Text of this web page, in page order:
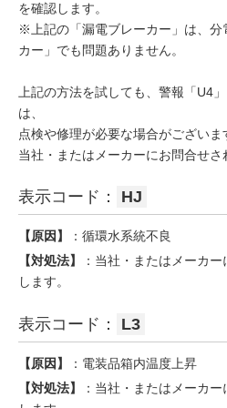
を確認します。
※上記の「漏電ブレーカー」は、分
カー」でも問題ありません。
上記の方法を試しても、警報「U4
は、
点検や修理が必要な場合がございま
当社・またはメーカーにお問合せさ
表示コード： HJ
【原因】
：循環水系統不良
【対処法】
：当社・またはメーカ
します。
表示コード： L3
【原因】
：電装品箱内温度上昇
【対処法】
：当社・またはメーカ